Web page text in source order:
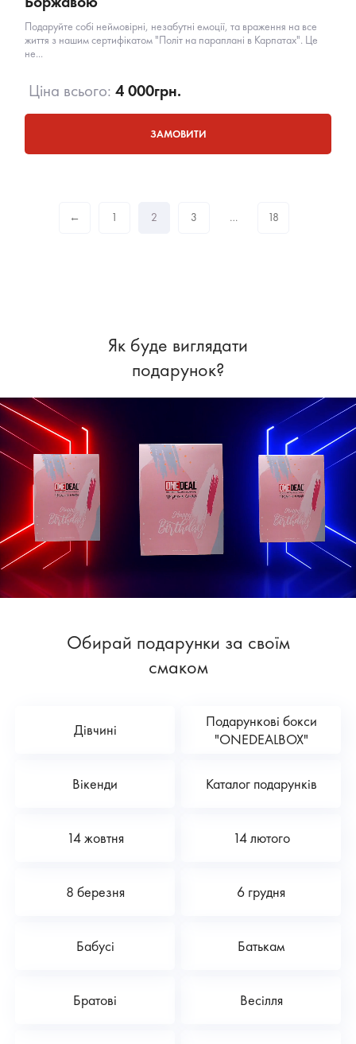
Подаруйте собі неймовірні, незабутні емоції, та враження на все
життя з нашим сертифікатом "Політ на параплані в Карпатах". Це
не...
Ціна всього: 4 000грн.
ЗАМОВИТИ
← 1 2 3 … 18
Як буде виглядати
подарунок?
Обирай подарунки за своїм
смаком
Дівчині
Подарункові бокси
"ONEDEALBOX"
Вікенди Каталог подарунків
14 жовтня 14 лютого
8 березня 6 грудня
Бабусі Батькам
Братові Весілля